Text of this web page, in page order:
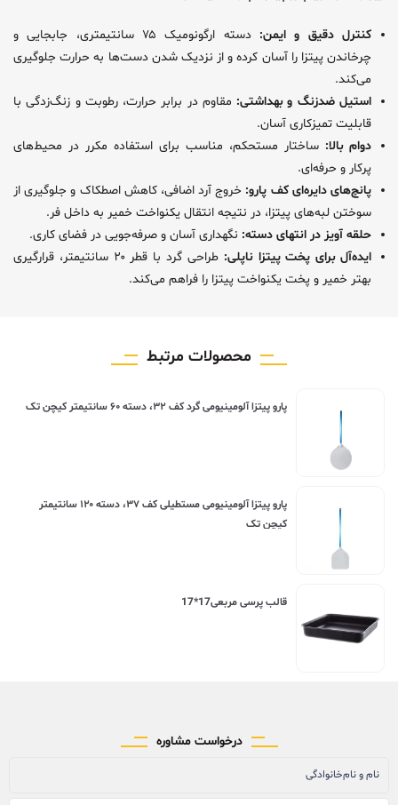
کنترل دقیق و ایمن:
دسته ارگونومیک ۷۵ سانتیمتری، جابجایی و
چرخاندن پیتزا را آسان کرده و از نزدیک شدن دست‌ها به حرارت جلوگیری
می‌کند.
استیل ضدزنگ و بهداشتی: مقاوم در برابر حرارت، رطوبت و زنگ‌زدگی با
قابلیت تمیزکاری آسان.
دوام بالا: ساختار مستحکم، مناسب برای استفاده مکرر در محیط‌های
پرکار و حرفه‌ای.
پانچ‌های دایره‌ای کف پارو: خروج آرد اضافی، کاهش اصطکاک و جلوگیری از
سوختن لبه‌های پیتزا، در نتیجه انتقال یکنواخت خمیر به داخل فر.
حلقه آویز در انتهای دسته: نگهداری آسان و صرفه‌جویی در فضای کاری.
ایده‌آل برای پخت پیتزا ناپلی:
طراحی گرد با قطر ۲۰ سانتیمتر، قرارگیری
بهتر خمیر و پخت یکنواخت پیتزا را فراهم می‌کند.
محصولات مرتبط
پارو پیتزا آلومینیومی گرد کف ۳۲، دسته ۶۰ سانتیمتر کیچن تک
پارو پیتزا آلومینیومی مستطیلی کف ۳۷، دسته ۱۲۰ سانتیمتر
کیچن تک
قالب پرسی مربعی17*17
درخواست مشاوره
نام و نام‌خانوادگی